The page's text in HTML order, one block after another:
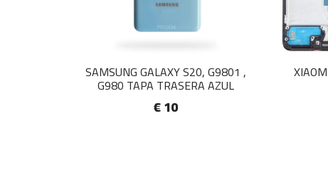
SAMSUNG GALAXY S20, G9801 ,
G980 TAPA TRASERA AZUL
€ 10